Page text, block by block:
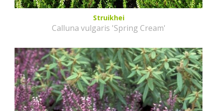
Struikhei
Calluna vulgaris 'Spring Cream'